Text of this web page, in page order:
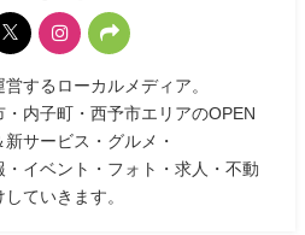
するローカルメディア。
内子町・西予市エリアのOPEN
サービス・グルメ・
・イベント・フォト・求人・不動
ていきます。